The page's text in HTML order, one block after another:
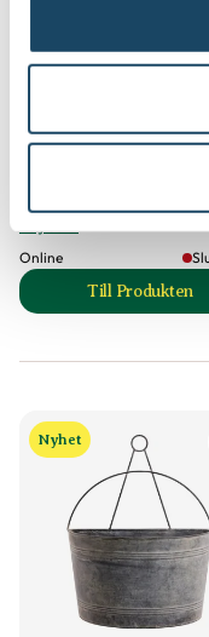
Kokosmatta till
Online
Till Produkten
till
Nyhet